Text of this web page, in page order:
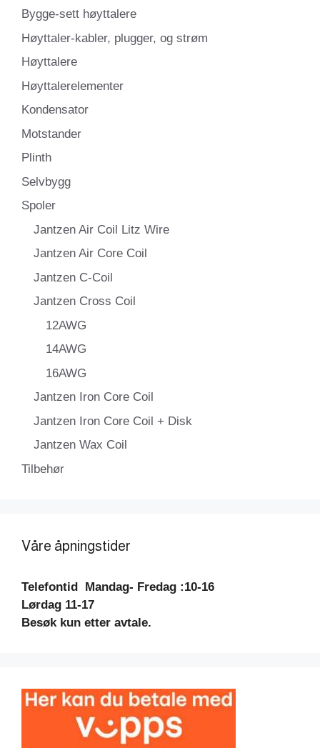
Bygge-sett høyttalere
Høyttaler-kabler, plugger, og strøm
Høyttalere
Høyttalerelementer
Kondensator
Motstander
Plinth
Selvbygg
Spoler
Jantzen Air Coil Litz Wire
Jantzen Air Core Coil
Jantzen C-Coil
Jantzen Cross Coil
12AWG
14AWG
16AWG
Jantzen Iron Core Coil
Jantzen Iron Core Coil + Disk
Jantzen Wax Coil
Tilbehør
Våre åpningstider
Telefontid Mandag- Fredag :10-16
Lørdag 11-17
Besøk kun etter avtale.